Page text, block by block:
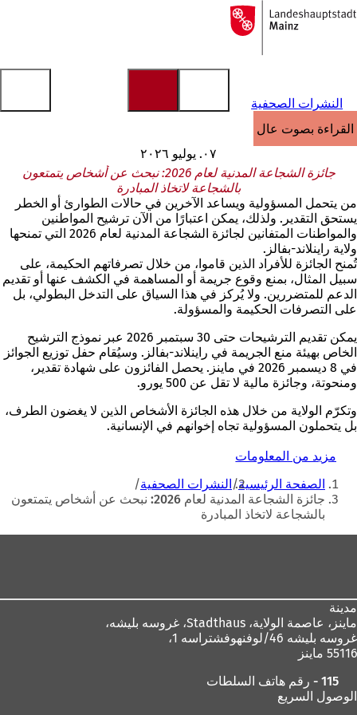
الانتقال إلى المحتوى
إلى
الصفحة
النشرات الصحفية
القراءة بصوت عالٍ
٠٧. يوليو ٢٠٢٦
جائزة الشجاعة المدنية لعام 2026: نبحث عن أشخاص يتمتعون
بالشجاعة لاتخاذ المبادرة
من يتحمل المسؤولية ويساعد الآخرين في حالات الطوارئ أو الخطر
يستحق التقدير. ولذلك، يمكن اعتبارًا من الآن ترشيح المواطنين
والمواطنات المتفانين لجائزة الشجاعة المدنية لعام 2026 التي تمنحها
ولاية راينلاند-بفالز.
تُمنح الجائزة للأفراد الذين قاموا، من خلال تصرفاتهم الحكيمة، على
سبيل المثال، بمنع وقوع جريمة أو المساهمة في الكشف عنها أو تقديم
الدعم للمتضررين. ولا يُركز في هذا السياق على التدخل البطولي، بل
على التصرفات الحكيمة والمسؤولة.
يمكن تقديم الترشيحات حتى 30 سبتمبر 2026 عبر نموذج الترشيح
الخاص بهيئة منع الجريمة في راينلاند-بفالز. وسيُقام حفل توزيع الجوائز
في 8 ديسمبر 2026 في ماينز. يحصل الفائزون على شهادة تقدير،
ومنحوتة، وجائزة مالية لا تقل عن 500 يورو.
وتكرّم الولاية من خلال هذه الجائزة الأشخاص الذين لا يغضون الطرف،
بل يتحملون المسؤولية تجاه إخوانهم في الإنسانية.
مزيد من المعلومات
ف
ت
ح
ف
ة
ت
ي
أنت
هنا
الصفحة الرئيسية
النشرات الصحفية
جائزة الشجاعة المدنية لعام 2026: نبحث عن أشخاص يتمتعون
بالشجاعة لاتخاذ المبادرة
مدينة
ماينز، عاصمة الولاية،
غروسه بليشه 46/لوفنهوفشتراسه 1،
55116 ماينز
115 - رقم هاتف السلطات
الوصول السريع